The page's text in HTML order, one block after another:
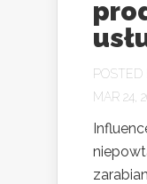
POSTED
MAR 24,